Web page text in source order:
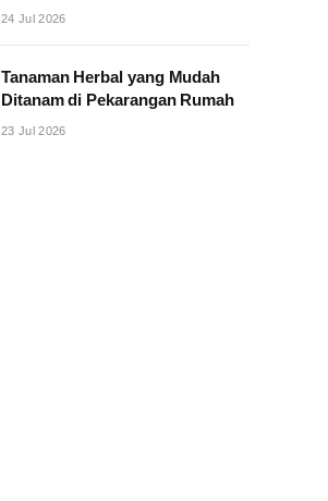
24 Jul 2026
Tanaman Herbal yang Mudah
Ditanam di Pekarangan Rumah
23 Jul 2026